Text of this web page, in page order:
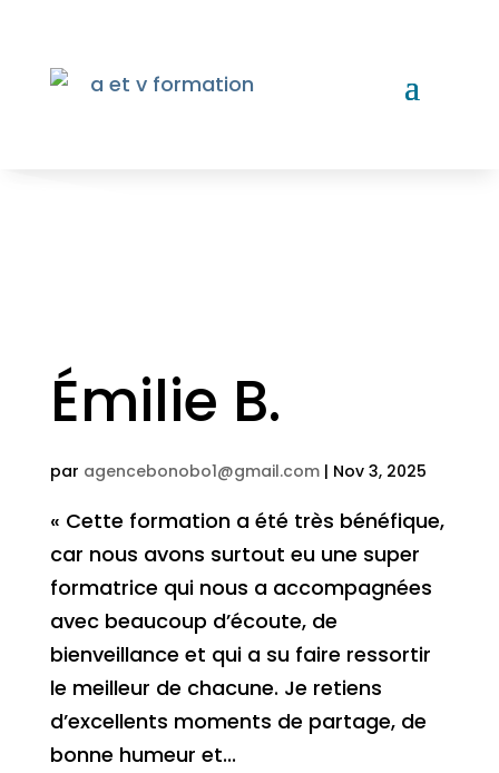
Émilie B.
par agencebonobo1@gmail.com| Nov 3, 2025
« Cette formation a été très bénéfique,
car nous avons surtout eu une super
formatrice qui nous a accompagnées
avec beaucoup d’écoute, de
bienveillance et qui a su faire ressortir
le meilleur de chacune. Je retiens
d’excellents moments de partage, de
bonne humeur et...